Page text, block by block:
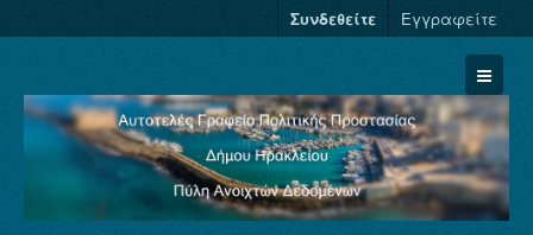
Συνδεθείτε Εγγραφείτε